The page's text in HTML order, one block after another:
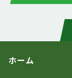
ホーム